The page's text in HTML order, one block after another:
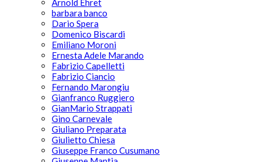
Arnold Ehret
barbara banco
Dario Spera
Domenico Biscardi
Emiliano Moroni
Ernesta Adele Marando
Fabrizio Capelletti
Fabrizio Ciancio
Fernando Marongiu
Gianfranco Ruggiero
GianMario Strappati
Gino Carnevale
Giuliano Preparata
Giulietto Chiesa
Giuseppe Franco Cusumano